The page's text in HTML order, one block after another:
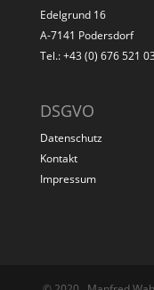
Edelgrund 16
A-7141 Podersdorf
Tel.: +43 (0) 676 521
DSGVO
Datenschutz
Kontakt
Impressum